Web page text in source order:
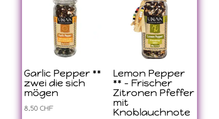
Garlic Pepper **
zwei die sich
mögen
8,50 CHF
Lemon Pepper
** – Frischer
Zitronen Pfeffer
mit
Knoblauchnote